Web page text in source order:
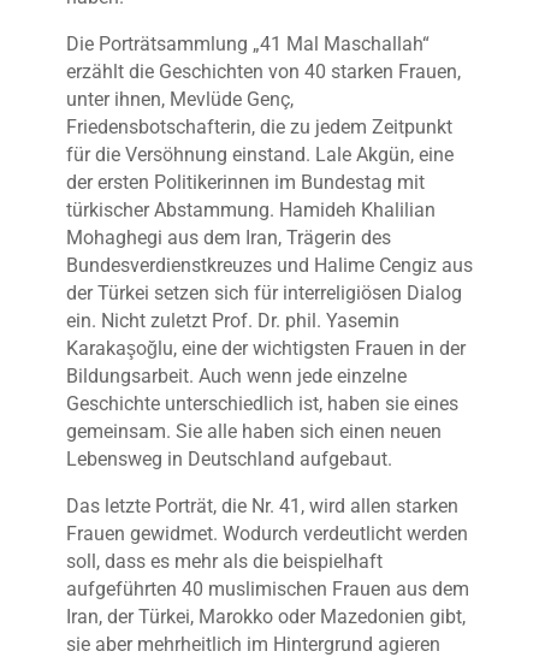
Die Porträtsammlung „41 Mal Maschallah“
erzählt die Geschichten von 40 starken Frauen,
unter ihnen, Mevlüde Genç,
Friedensbotschafterin, die zu jedem Zeitpunkt
für die Versöhnung einstand. Lale Akgün, eine
der ersten Politikerinnen im Bundestag mit
türkischer Abstammung. Hamideh Khalilian
Mohaghegi aus dem Iran, Trägerin des
Bundesverdienstkreuzes und Halime Cengiz aus
der Türkei setzen sich für interreligiösen Dialog
ein. Nicht zuletzt Prof. Dr. phil. Yasemin
Karakaşoğlu, eine der wichtigsten Frauen in der
Bildungsarbeit. Auch wenn jede einzelne
Geschichte unterschiedlich ist, haben sie eines
gemeinsam. Sie alle haben sich einen neuen
Lebensweg in Deutschland aufgebaut.
Das letzte Porträt, die Nr. 41, wird allen starken
Frauen gewidmet. Wodurch verdeutlicht werden
soll, dass es mehr als die beispielhaft
aufgeführten 40 muslimischen Frauen aus dem
Iran, der Türkei, Marokko oder Mazedonien gibt,
sie aber mehrheitlich im Hintergrund agieren